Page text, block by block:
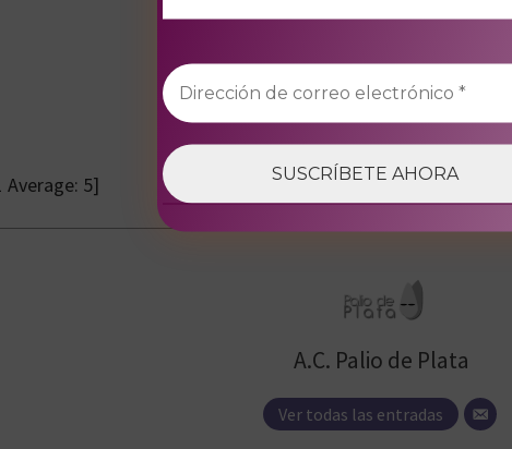
Esperanza.
Average: 5]
A.C. Palio de Plata
Ver todas las entradas